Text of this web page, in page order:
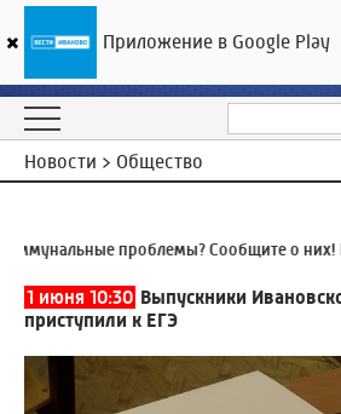
Новости > Общество
проблемы? Сообщите о них!
1 июня 10:30 Выпускники
приступили к ЕГЭ
Приложение в Google Play